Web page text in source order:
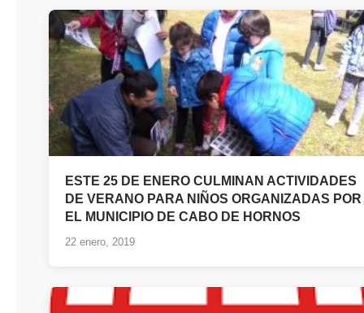
ESTE 25 DE ENERO CULMINAN ACTIVIDADES
DE VERANO PARA NIÑOS ORGANIZADAS POR
EL MUNICIPIO DE CABO DE HORNOS
22 enero, 2019